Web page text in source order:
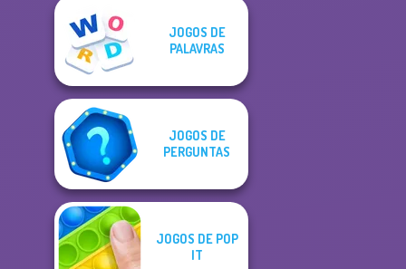
JOGOS DE
PALAVRAS
JOGOS DE
PERGUNTAS
JOGOS DE POP
IT